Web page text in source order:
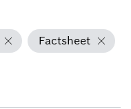
Factsheet